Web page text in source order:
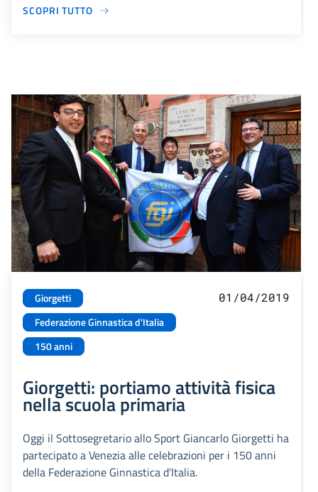
SCOPRI TUTTO
Giorgetti
Federazione Ginnastica d'Italia
150 anni
01/04/2019
Giorgetti: portiamo attività fisica
nella scuola primaria
Oggi il Sottosegretario allo Sport Giancarlo Giorgetti ha
partecipato a Venezia alle celebrazioni per i 150 anni
della Federazione Ginnastica d'Italia.